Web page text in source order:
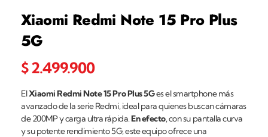
Xiaomi Redmi Note 15 Pro Plus
5G
$2.499.900
ElXiaomi Redmi Note 15 Pro Plus 5Ges el smartphone más
avanzado de la serie Redmi, ideal para quienes buscan cámaras
de 200MP y carga ultra rápida.En efecto, con su pantalla curva
y su potente rendimiento 5G, este equipo ofrece una